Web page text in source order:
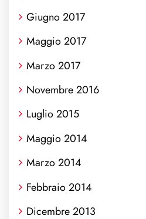
Giugno 2017
Maggio 2017
Marzo 2017
Novembre 2016
Luglio 2015
Maggio 2014
Marzo 2014
Febbraio 2014
Dicembre 2013